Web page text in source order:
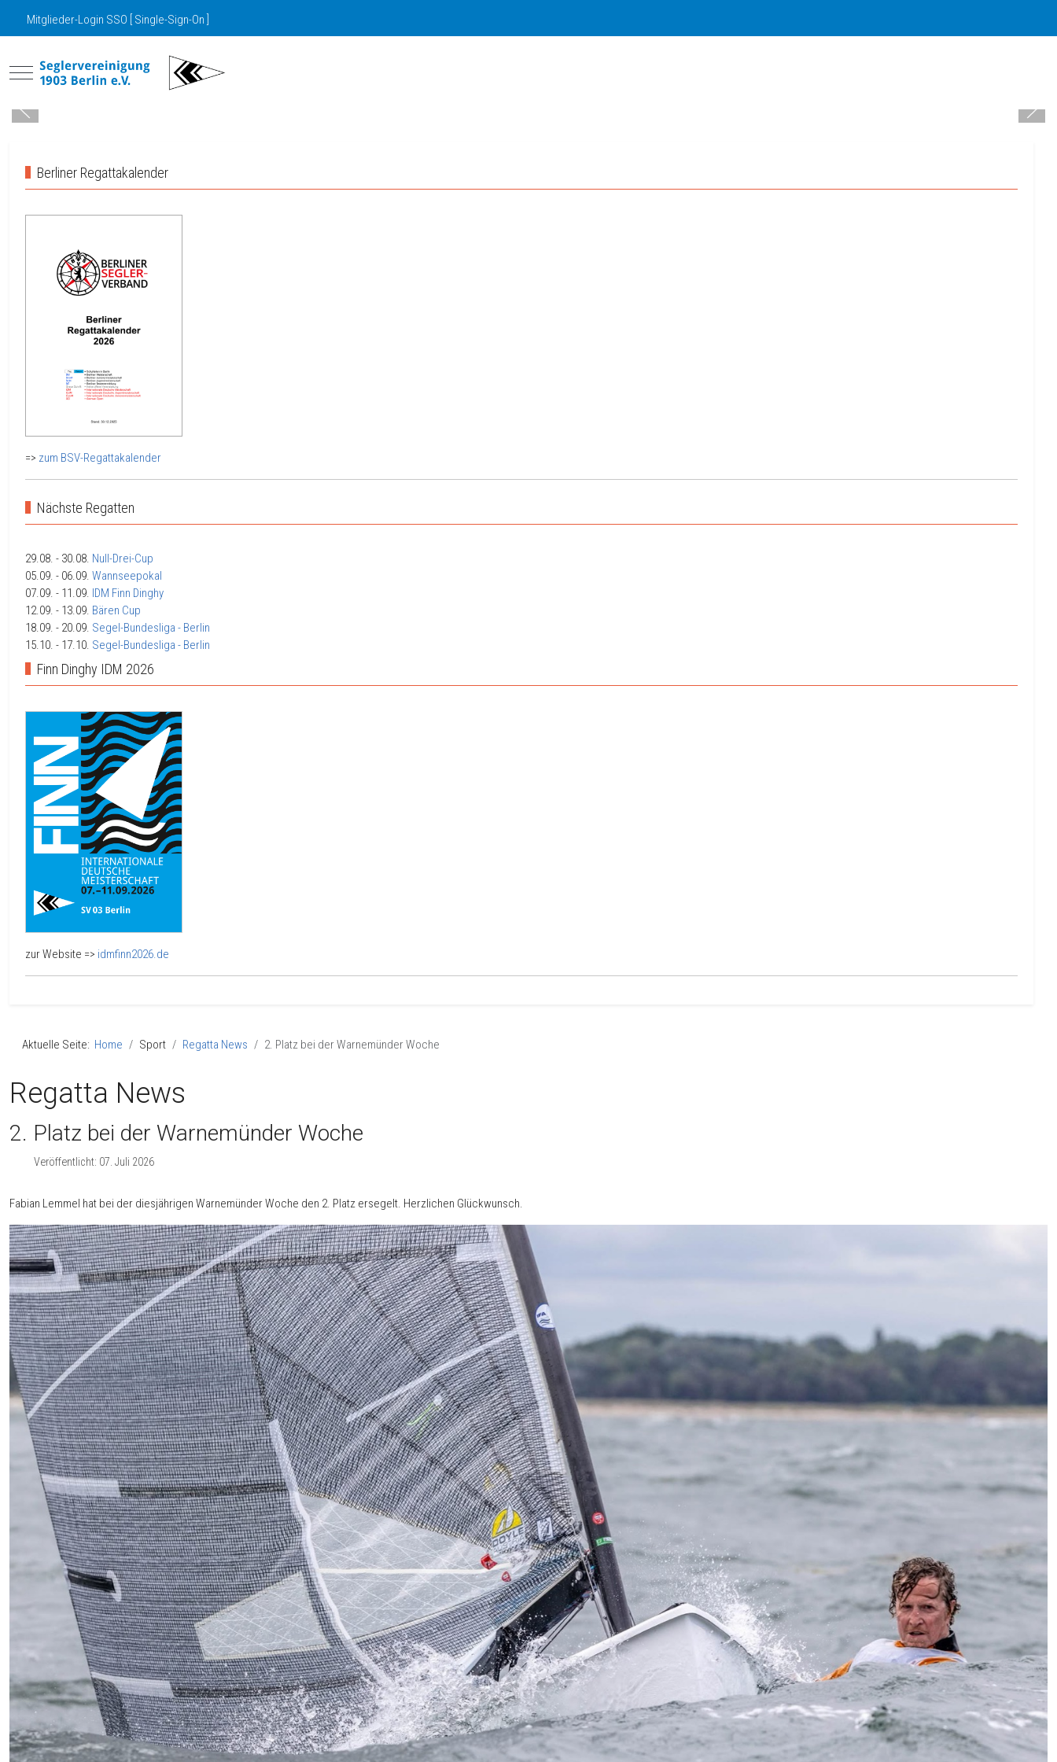
Mitglieder-Login SSO [ Single-Sign-On ]
Mobile Menu Toggle
Berliner Regattakalender
=> zum BSV-Regattakalender
Nächste Regatten
29.08. - 30.08. Null-Drei-Cup
05.09. - 06.09. Wannseepokal
07.09. - 11.09. IDM Finn Dinghy
12.09. - 13.09. Bären Cup
18.09. - 20.09. Segel-Bundesliga - Berlin
15.10. - 17.10. Segel-Bundesliga - Berlin
Finn Dinghy IDM 2026
zur Website => idmfinn2026.de
Aktuelle Seite: Home Sport Regatta News 2. Platz bei der Warnemünder Woche
Regatta News
2. Platz bei der Warnemünder Woche
Veröffentlicht: 07. Juli 2026
Fabian Lemmel hat bei der diesjährigen Warnemünder Woche den 2. Platz ersegelt. Herzlichen Glückwunsch.